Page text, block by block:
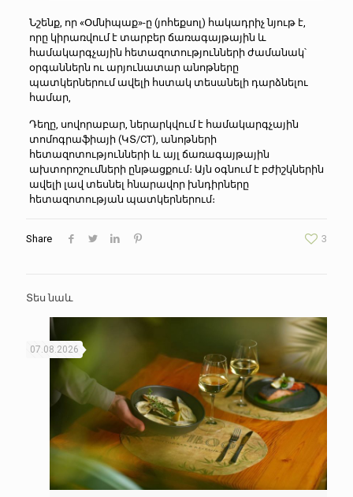
Նշենք, որ «Օմնիպաք»-ը (յոհեքսոլ) հակադրիչ նյութ է,
որը կիրառվում է տարբեր ճառագայթային և
համակարգչային հետազոտությունների ժամանակ՝
օրգաններն ու արյունատար անոթները
պատկերներում ավելի հստակ տեսանելի դարձնելու
համար,
Դեղը, սովորաբար, ներարկվում է համակարգչային
տոմոգրաֆիայի (ԿՏ/CT), անոթների
հետազոտությունների և այլ ճառագայթային
ախտորոշումների ընթացքում։ Այն օգնում է բժիշկներին
ավելի լավ տեսնել հնարավոր խնդիրները
հետազոտության պատկերներում։
Share 3
Տես նաև
07.08.2026